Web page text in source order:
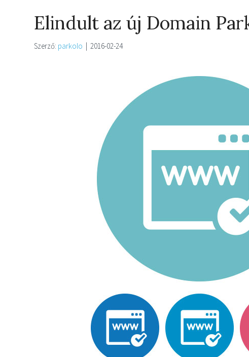
Elindult az új Domain
Szerző: parkolo | 2016-02-24